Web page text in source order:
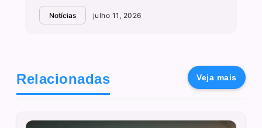
Notícias julho 11, 2026
Relacionadas Veja mais